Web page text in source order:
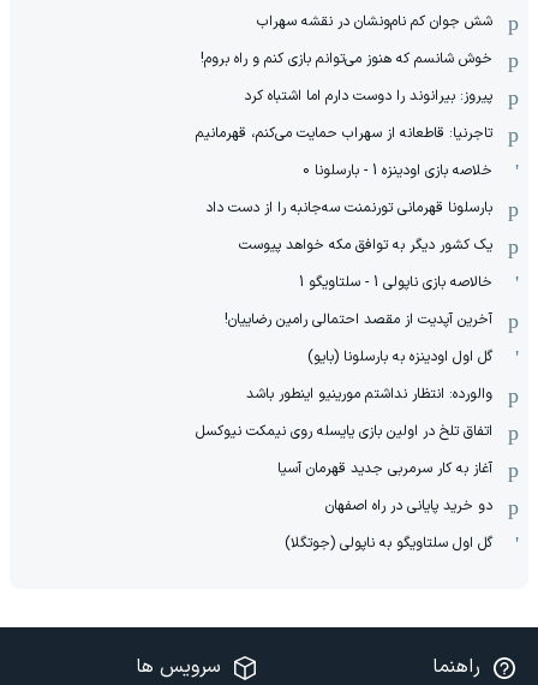
شش جوان کم نام‌و‌نشان در نقشه سهراب
خوش شانسم که هنوز می‌توانم بازی کنم و راه بروم!
پیروز: بیرانوند را دوست دارم اما اشتباه کرد
تاجرنیا: قاطعانه از سهراب حمایت می‌کنم، قهرمانیم
خلاصه بازی اودینزه 1 - بارسلونا 0
بارسلونا قهرمانی تورنمنت سه‌جانبه را از دست داد
یک کشور دیگر به توافق مکه خواهد پیوست
خالاصه بازی ناپولی 1 - سلتاویگو 1
آخرین آپدیت از مقصد احتمالی رامین رضاییان!
گل اول اودینزه به بارسلونا (بایو)
والورده: انتظار نداشتم مورینیو اینطور باشد
اتفاق تلخ در اولین بازی یایسله روی نیمکت نیوکسل
آغاز به کار سرمربی جدید قهرمان آسیا
دو خرید پایانی در راه اصفهان
گل اول سلتاویگو به ناپولی (جوتگلا)
راهنما سرویس ها